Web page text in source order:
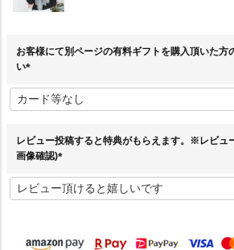
お客様にて別ページの有料ギフトを購入頂いた方
い
必
須
レビュー投稿すると特典がもらえます。※レビュ
画像確認)
必
須